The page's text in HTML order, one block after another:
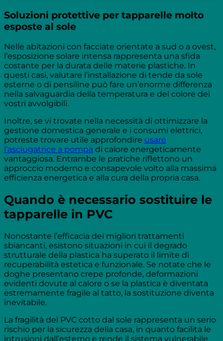
Soluzioni protettive per tapparelle molto
esposte al sole
Nelle abitazioni con facciate orientate a sud o a ovest,
l’esposizione solare intensa rappresenta una sfida
costante per la durata delle materie plastiche. In
questi casi, valutare l’installazione di tende da sole
esterne o di pensiline può fare un’enorme differenza
nella salvaguardia della temperatura e del colore dei
vostri avvolgibili.
Inoltre, se vi trovate nella necessità di ottimizzare la
gestione domestica generale e i consumi elettrici,
potreste trovare utile approfondire usare
l’asciugatrice a pompa di calore energeticamente
vantaggiosa. Entrambe le pratiche riflettono un
approccio moderno e consapevole volto alla massima
efficienza energetica e alla cura della propria casa.
Quando è necessario sostituire le
tapparelle in PVC
Nonostante l’efficacia dei migliori trattamenti
sbiancanti, esistono situazioni in cui il degrado
strutturale della plastica ha superato il limite di
recuperabilità estetica e funzionale. Se notate che le
doghe presentano crepe profonde, deformazioni
evidenti dovute al calore o se la plastica è diventata
estremamente fragile al tatto, la sostituzione diventa
inevitabile.
La fragilità del PVC cotto dal sole rappresenta un serio
rischio per la sicurezza della casa, in quanto facilita le
intrusioni dall’esterno e rende il sistema vulnerabile